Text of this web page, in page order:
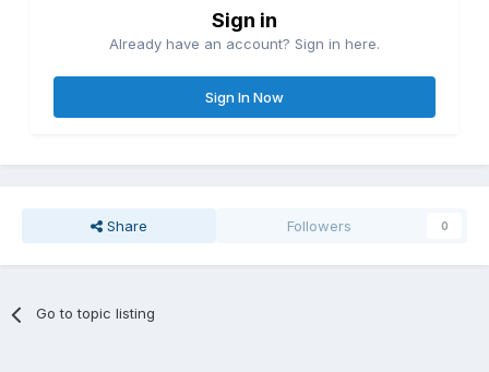
Sign in
Already have an account? Sign in here.
Sign In Now
Share Followers 0
Go to topic listing